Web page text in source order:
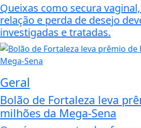
Queixas como secura
relação e perda de desejo
investigadas e tratadas.
Geral
Bolão de Fortaleza leva
milhões da Mega-Sena